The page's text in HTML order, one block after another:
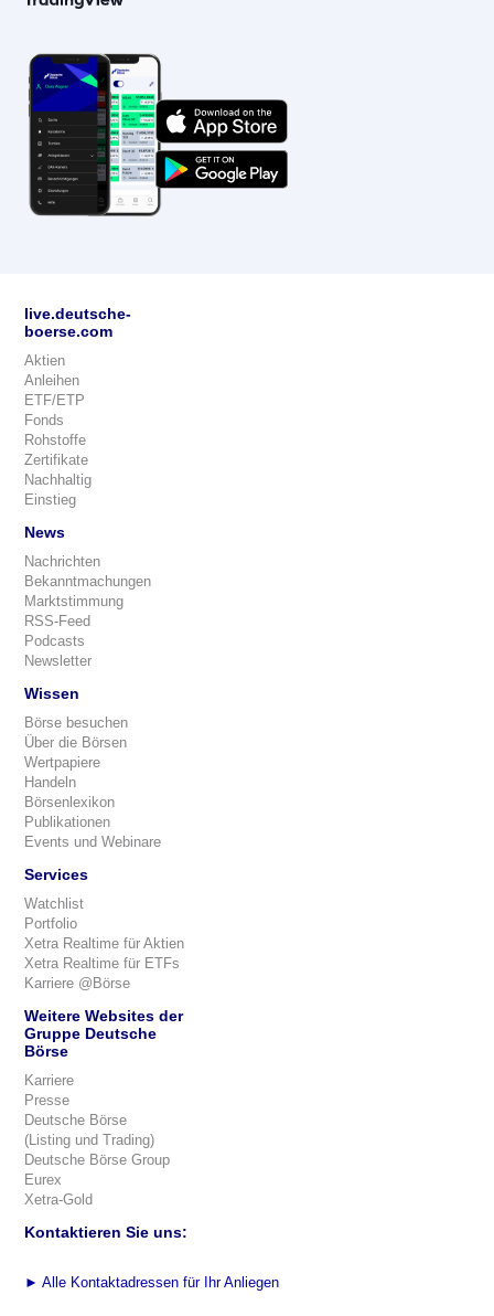
live.deutsche-
boerse.com
Aktien
Anleihen
ETF/ETP
Fonds
Rohstoffe
Zertifikate
Nachhaltig
Einstieg
News
Nachrichten
Bekanntmachungen
Marktstimmung
RSS-Feed
Podcasts
Newsletter
Wissen
Börse besuchen
Über die Börsen
Wertpapiere
Handeln
Börsenlexikon
Publikationen
Events und Webinare
Services
Watchlist
Portfolio
Xetra Realtime für Aktien
Xetra Realtime für ETFs
Karriere @Börse
Weitere Websites der
Gruppe Deutsche
Börse
Karriere
Presse
Deutsche Börse
(Listing und Trading)
Deutsche Börse Group
Eurex
Xetra-Gold
Kontaktieren Sie uns:
► Alle Kontaktadressen für Ihr Anliegen